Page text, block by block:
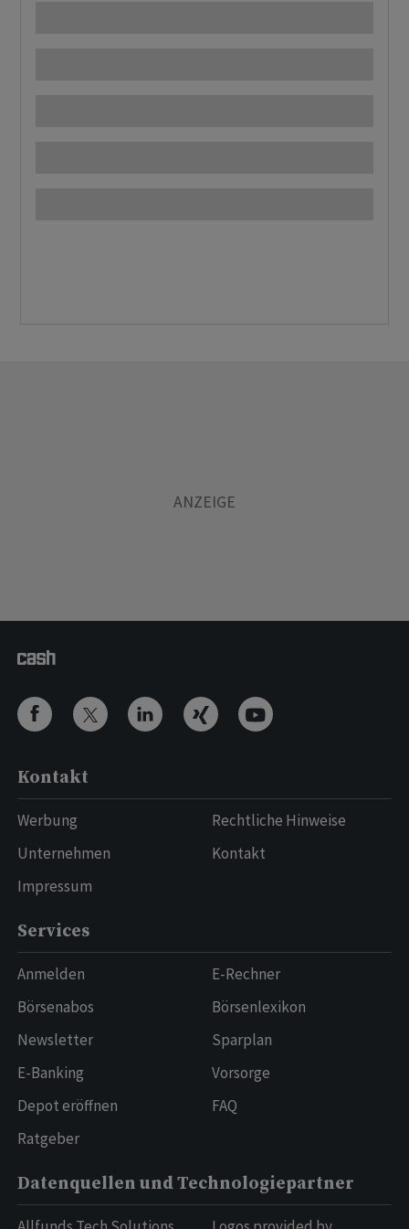
Kontakt
Werbung
Unternehmen
Impressum
Rechtliche Hinweise
Kontakt
Services
Anmelden
Börsenabos
Newsletter
E-Banking
Depot eröffnen
Ratgeber
E-Rechner
Börsenlexikon
Sparplan
Vorsorge
FAQ
Datenquellen und Technologiepartner